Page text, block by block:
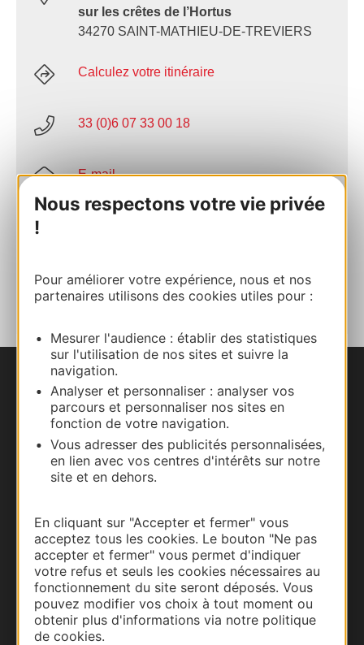
Nous respectons votre vie privée
!
Pour améliorer votre expérience, nous et nos
partenaires utilisons des cookies utiles pour :
Mesurer l'audience : établir des statistiques
sur l'utilisation de nos sites et suivre la
navigation.
Analyser et personnaliser : analyser vos
parcours et personnaliser nos sites en
fonction de votre navigation.
Vous adresser des publicités personnalisées,
en lien avec vos centres d'intérêts sur notre
site et en dehors.
En cliquant sur "Accepter et fermer" vous
acceptez tous les cookies. Le bouton "Ne pas
accepter et fermer" vous permet d'indiquer
votre refus et seuls les cookies nécessaires au
fonctionnement du site seront déposés. Vous
pouvez modifier vos choix à tout moment ou
obtenir plus d'informations via notre politique
de cookies.
sur les crêtes de l’Hortus
34270 SAINT-MATHIEU-DE-TREVIERS
Calculez votre itinéraire
33 (0)6 07 33 00 18
E-mail
AJOUTER
AU CARNET
Nous contacter
Carte interactive
Documentation